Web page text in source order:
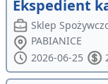
Ekspedient
Sklep
PABIANICE
2026-06-25